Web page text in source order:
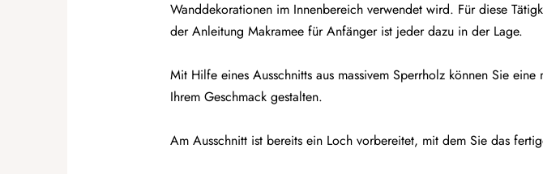
Wanddekorationen im Innenbereich verwendet wird. Für diese
der Anleitung Makramee für Anfänger ist jeder dazu in der Lage.
Mit Hilfe eines Ausschnitts aus massivem Sperrholz können Sie
Ihrem Geschmack gestalten.
Am Ausschnitt ist bereits ein Loch vorbereitet, mit dem Sie das